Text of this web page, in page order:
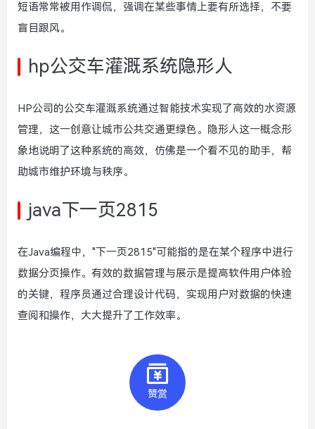
短语常常被用作调侃，强调在某些事情上要有所选择，不要
盲目跟风。
hp公交车灌溉系统隐形人
HP公司的公交车灌溉系统通过智能技术实现了高效的水资源
管理，这一创意让城市公共交通更绿色。隐形人这一概念形
象地说明了这种系统的高效，仿佛是一个看不见的助手，帮
助城市维护环境与秩序。
java下一页2815
在Java编程中，"下一页2815"可能指的是在某个程序中进行
数据分页操作。有效的数据管理与展示是提高软件用户体验
的关键，程序员通过合理设计代码，实现用户对数据的快速
查阅和操作，大大提升了工作效率。
赞赏